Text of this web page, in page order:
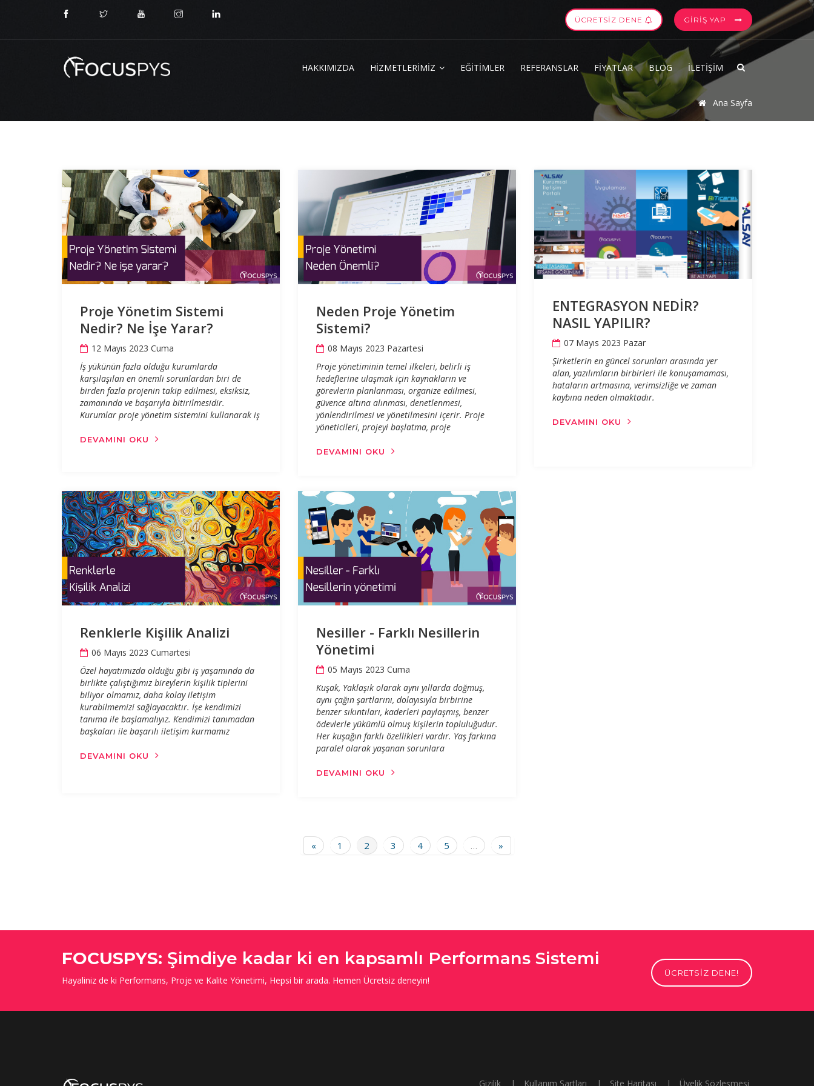
ÜCRETSİZ DENE GİRİŞ YAP
HAKKIMIZDA HİZMETLERİMİZ EĞİTİMLER REFERANSLAR FİYATLAR BLOG İLETİŞİM
Ana Sayfa
Proje Yönetim Sistemi
Nedir? Ne İşe Yarar?
12 Mayıs 2023 Cuma
İş yükünün fazla olduğu kurumlarda
karşılaşılan en önemli sorunlardan biri de
birden fazla projenin takip edilmesi, eksiksiz,
zamanında ve başarıyla bitirilmesidir.
Kurumlar proje yönetim sistemini kullanarak iş
DEVAMINI OKU
Neden Proje Yönetim
Sistemi?
08 Mayıs 2023 Pazartesi
Proje yönetiminin temel ilkeleri, belirli iş
hedeflerine ulaşmak için kaynakların ve
görevlerin planlanması, organize edilmesi,
güvence altına alınması, denetlenmesi,
yönlendirilmesi ve yönetilmesini içerir. Proje
yöneticileri, projeyi başlatma, proje
DEVAMINI OKU
ENTEGRASYON NEDİR?
NASIL YAPILIR?
07 Mayıs 2023 Pazar
Şirketlerin en güncel sorunları arasında yer
alan, yazılımların birbirleri ile konuşamaması,
hataların artmasına, verimsizliğe ve zaman
kaybına neden olmaktadır.
DEVAMINI OKU
Renklerle Kişilik Analizi
06 Mayıs 2023 Cumartesi
Özel hayatımızda olduğu gibi iş yaşamında da
birlikte çalıştığımız bireylerin kişilik tiplerini
biliyor olmamız, daha kolay iletişim
kurabilmemizi sağlayacaktır. İşe kendimizi
tanıma ile başlamalıyız. Kendimizi tanımadan
başkaları ile başarılı iletişim kurmamız
DEVAMINI OKU
Nesiller - Farklı Nesillerin
Yönetimi
05 Mayıs 2023 Cuma
Kuşak, Yaklaşık olarak aynı yıllarda doğmuş,
aynı çağın şartlarını, dolayısıyla birbirine
benzer sıkıntıları, kaderleri paylaşmış, benzer
ödevlerle yükümlü olmuş kişilerin topluluğudur.
Her kuşağın farklı özellikleri vardır. Yaş farkına
paralel olarak yaşanan sorunlara
DEVAMINI OKU
« 1 2 3 4 5 … »
FOCUSPYS: Şimdiye kadar ki en kapsamlı Performans Sistemi
Hayaliniz de ki Performans, Proje ve Kalite Yönetimi, Hepsi bir arada. Hemen Ücretsiz deneyin!
ÜCRETSİZ DENE!
Gizilik | Kullanım Şartları | Site Haritası | Üyelik Sözleşmesi